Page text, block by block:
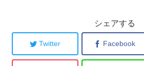
シェアする
Twitter Facebook